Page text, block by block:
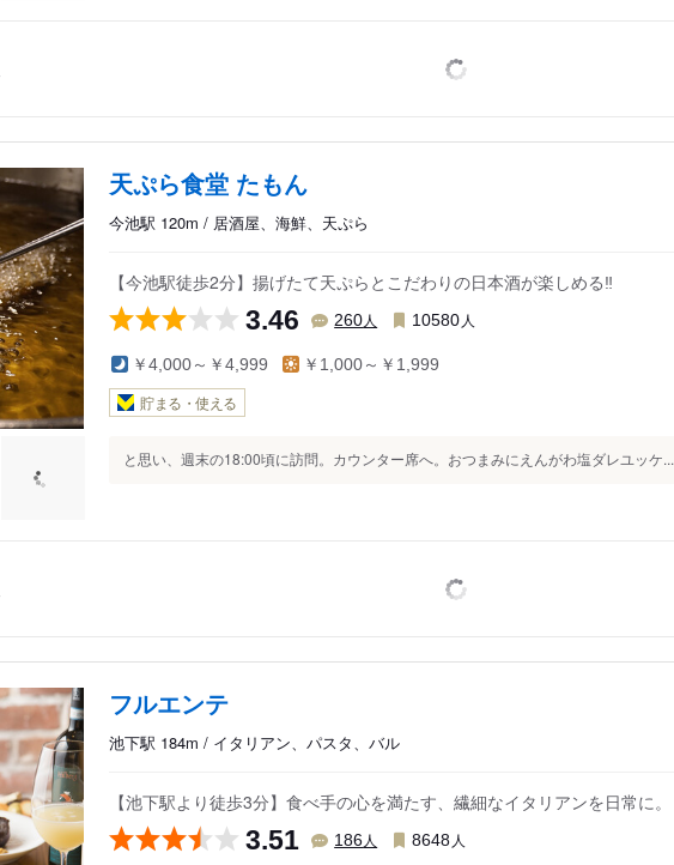
天ぷら食堂 たもん
今池駅 120m / 居酒屋、海鮮、天ぷら
【今池駅徒歩2分】揚げたて天ぷらとこだわりの日本酒が楽しめる‼
3.46 260人 10580 人
￥4,000～￥4,999 ￥1,000～￥1,999
貯まる・使える
と思い、週末の18:00頃に訪問。カウンター席へ。おつまみにえんがわ塩ダレユッケ...
フルエンテ
池下駅 184m / イタリアン、パスタ、バル
【池下駅より徒歩3分】食べ手の心を満たす、繊細なイタリアンを日常に。
3.51 186人 8648 人